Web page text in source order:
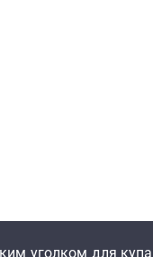
уголком для